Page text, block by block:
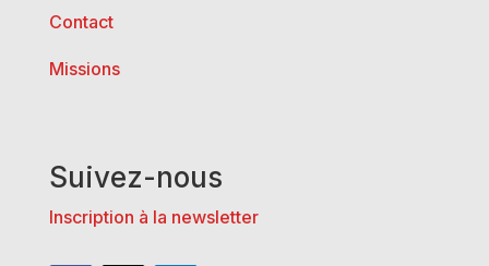
Contact
Missions
Suivez-nous
Inscription à la newsletter